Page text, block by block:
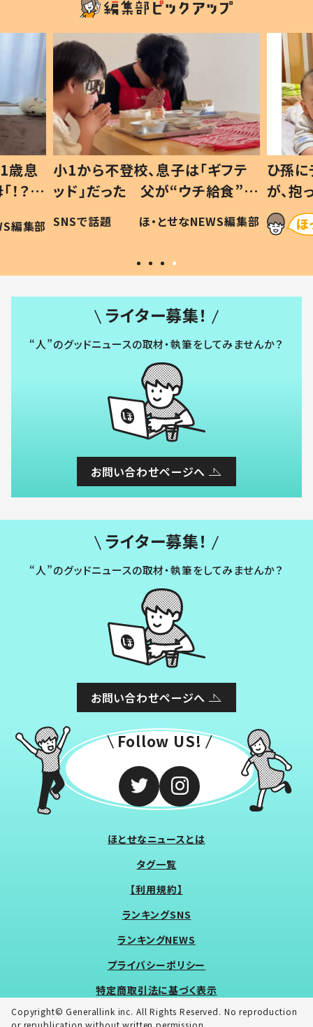
歳息
？」
編集部
小1から不登校、息子は「ギフテ
ッド」だった 父が“ウチ給食”を
作り続ける理由とは #令和の親
#令和の子
SNSで話題 ほ・とせなNEWS編集部
ひ孫
が、
「涙が
い」
ライター募集！
“人”のグッドニュースの取材・執筆をしてみませんか？
お問い合わせページへ
ライター募集！
“人”のグッドニュースの取材・執筆をしてみませんか？
お問い合わせページへ
Follow US!
ほとせなニュースとは
タグ一覧
【利用規約】
ランキングSNS
ランキングNEWS
プライバシーポリシー
特定商取引法に基づく表示
Copyright© Generallink inc. All Rights Reserved. No reproduction